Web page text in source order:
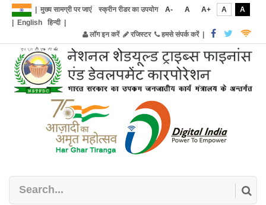
मुख्य सामग्री पर जाएं स्क्रीन रीडर का उपयोग A- A A+ A
A
English हिन्दी|
लॉग इन करें
रजिस्टर हमसे संपर्क करें|